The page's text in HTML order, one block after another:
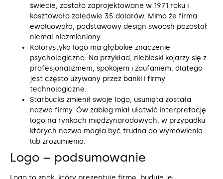
świecie, zostało zaprojektowane w 1971 roku i
kosztowało zaledwie 35 dolarów. Mimo że firma
ewoluowała, podstawowy design swoosh pozostał
niemal niezmieniony.
Kolorystyka logo ma głębokie znaczenie
psychologiczne. Na przykład, niebieski kojarzy się z
profesjonalizmem, spokojem i zaufaniem, dlatego
jest często używany przez banki i firmy
technologiczne.
Starbucks zmienił swoje logo, usunięta została
nazwa firmy. Ów zabieg miał ułatwić interpretację
logo na rynkach międzynarodowych, w przypadku
których nazwa mogła być trudna do wymówienia
lub zrozumienia.
Logo – podsumowanie